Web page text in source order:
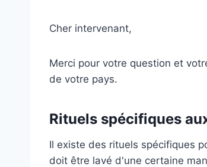
Cher intervenant,
Merci pour votre question et
de votre pays.
Rituels spécifiques
Il existe des rituels spécifiques
doit être lavé d'une certaine